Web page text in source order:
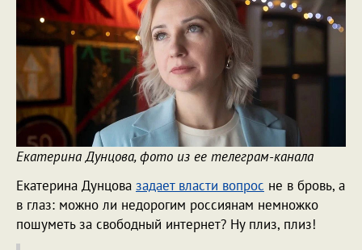
Екатерина Дунцова, фото из ее телеграм-канала
Екатерина Дунцова задает власти вопрос не в бровь, а
в глаз: можно ли недорогим россиянам немножко
пошуметь за свободный интернет? Ну плиз, плиз!